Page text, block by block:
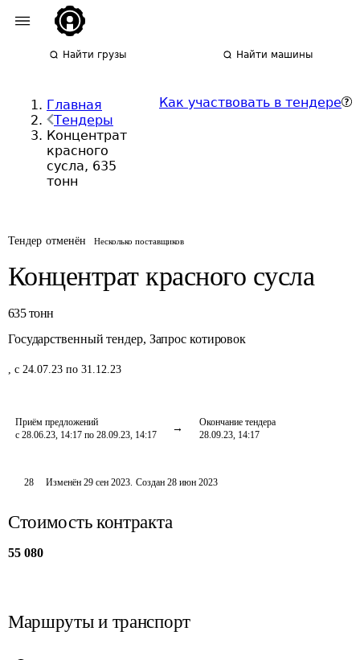
Найти грузы Найти машины
Главная
Тендеры
Концентрат
красного
сусла, 635
тонн
Как участвовать в тендере
Тендер отменён Несколько поставщиков
Концентрат красного сусла
635 тонн
Государственный тендер, Запрос котировок
, с 24.07.23 по 31.12.23
Приём предложений
с 28.06.23, 14:17 по 28.09.23, 14:17
Окончание тендера
28.09.23, 14:17
28 Изменён29 сен 2023. Создан 28 июн 2023
Стоимость контракта
55 080
Маршруты и транспорт